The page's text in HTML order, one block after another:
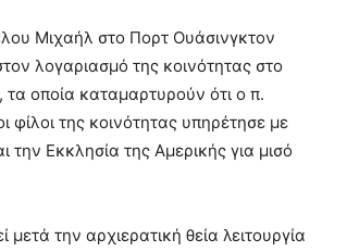
Μιχαήλ στο Πορτ Ουάσινγκτον
λογαριασμό της κοινότητας στο
τα οποία καταμαρτυρούν ότι ο π.
της κοινότητας υπηρέτησε με
Εκκλησία της Αμερικής για μισό
μετά την αρχιερατική θεία λειτουργία